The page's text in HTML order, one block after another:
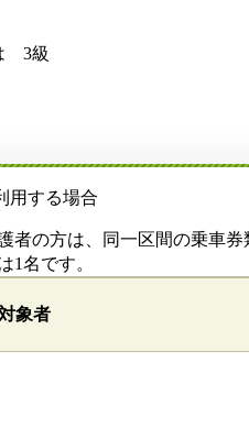
3級
用する場合
の方は、同一区間の乗車券
名です。
象者